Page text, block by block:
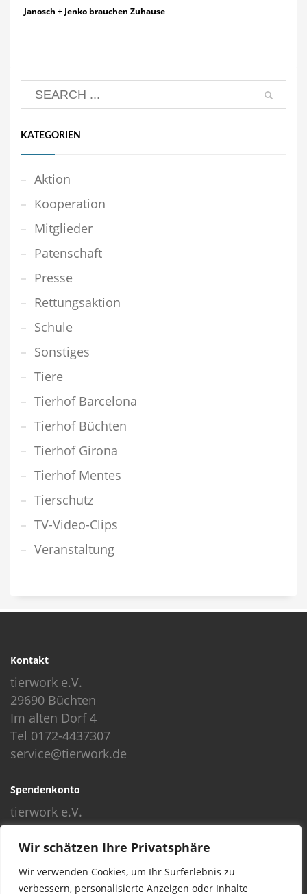
Wir schätzen Ihre Privatsphäre
Wir verwenden Cookies, um Ihr Surferlebnis zu
verbessern, personalisierte Anzeigen oder Inhalte
Janosch + Jenko brauchen Zuhause
KATEGORIEN
Aktion
Kooperation
Mitglieder
Patenschaft
Presse
Rettungsaktion
Schule
Sonstiges
Tiere
Tierhof Barcelona
Tierhof Büchten
Tierhof Girona
Tierhof Mentes
Tierschutz
TV-Video-Clips
Veranstaltung
Kontakt
tierwork e.V.
29690 Büchten
Im alten Dorf 4
Tel 0172-4437307
service@tierwork.de
Spendenkonto
tierwork e.V.
Volksbank
BLZ: 24060300
Konto: 4902218000
IBAN: DE68240603004902218000